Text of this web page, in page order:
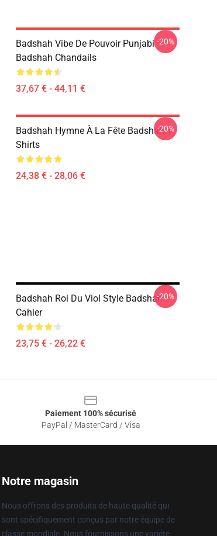
Badshah Vibe De Pouvoir Punjabi
Badshah Chandails
37,67 € - 44,11 €
-20%
Badshah Hymne À La Fête Badshah T-
Shirts
24,38 € - 28,06 €
-20%
Badshah Roi Du Viol Style Badshah
Cahier
23,75 € - 26,22 €
-20%
Paiement 100% sécurisé
PayPal / MasterCard / Visa
Notre magasin
Nous offrons des produits de haute qualité qui
sont spécifiquement conçus par notre équipe de
classe mondiale. Nous fournissons une variété